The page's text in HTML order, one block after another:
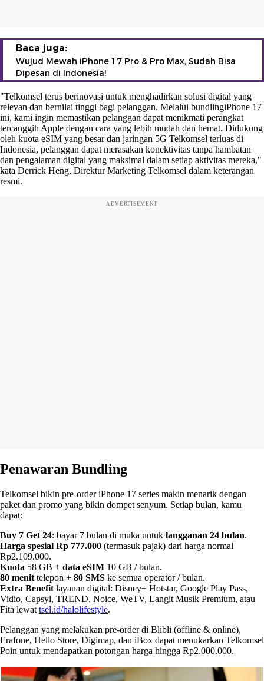
Baca juga:
Wujud Mewah iPhone 17 Pro & Pro Max, Sudah Bisa
Dipesan di Indonesia!
"Telkomsel terus berinovasi untuk menghadirkan solusi digital yang
relevan dan bernilai tinggi bagi pelanggan. Melalui bundlingiPhone 17
ini, kami ingin memastikan pelanggan dapat menikmati perangkat
tercanggih Apple dengan cara yang lebih mudah dan hemat. Didukung
oleh kuota eSIM yang besar dan jaringan 5G Telkomsel terluas di
Indonesia, pelanggan dapat merasakan konektivitas tanpa hambatan
dan pengalaman digital yang maksimal dalam setiap aktivitas mereka,"
kata Derrick Heng, Direktur Marketing Telkomsel dalam keterangan
resmi.
ADVERTISEMENT
Penawaran Bundling
Telkomsel bikin pre-order iPhone 17 series makin menarik dengan
paket dan promo yang bikin dompet senyum. Setiap bulan, kamu
dapat:
Buy 7 Get 24: bayar 7 bulan di muka untuk langganan 24 bulan.
Harga spesial Rp 777.000 (termasuk pajak) dari harga normal
Rp2.109.000.
Kuota 58 GB + data eSIM 10 GB / bulan.
80 menit telepon + 80 SMS ke semua operator / bulan.
Extra Benefit layanan digital: Disney+ Hotstar, Google Play Pass,
Vidio, Capsyl, TREND, Noice, WeTV, Langit Musik Premium, atau
Fita lewat tsel.id/halolifestyle.
Pelanggan yang melakukan pre-order di Blibli (offline & online),
Erafone, Hello Store, Digimap, dan iBox dapat menukarkan Telkomsel
Poin untuk mendapatkan potongan harga hingga Rp2.000.000.